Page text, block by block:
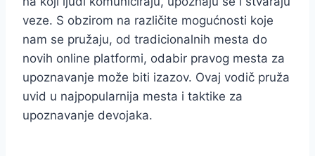
veze. S obzirom na različite mogućnosti koje
nam se pružaju, od tradicionalnih mesta do
novih online platformi, odabir pravog mesta za
upoznavanje može biti izazov. Ovaj vodič pruža
uvid u najpopularnija mesta i taktike za
upoznavanje devojaka.